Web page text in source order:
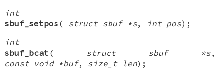
int
sbuf_setpos ( struct sbuf *s, int pos);
int
sbuf_bcat ( struct sbuf *s,
const void *buf, size_t len);